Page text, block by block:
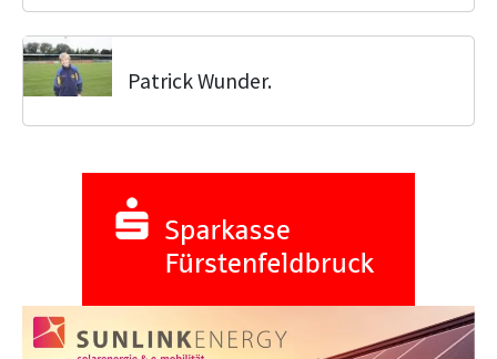
Patrick Wunder.